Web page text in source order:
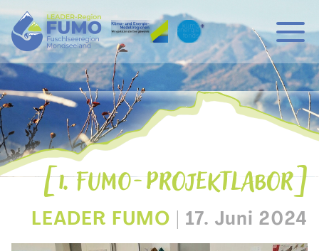
Hauptnavigation
Zum Inhalt
1. FUMO-PROJEKTLABOR
LEADER FUMO 17. Juni 2024